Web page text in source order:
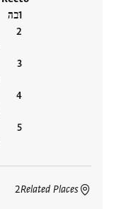
בה
Related Places
2